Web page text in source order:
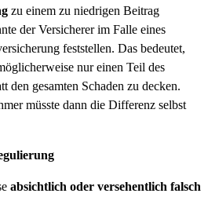
zu einem zu niedrigen Beitrag
der Versicherer im Falle eines
feststellen. Das bedeutet,
nur einen Teil des
den gesamten Schaden zu decken.
müsste dann die Differenz selbst
absichtlich oder versehentlich falsch